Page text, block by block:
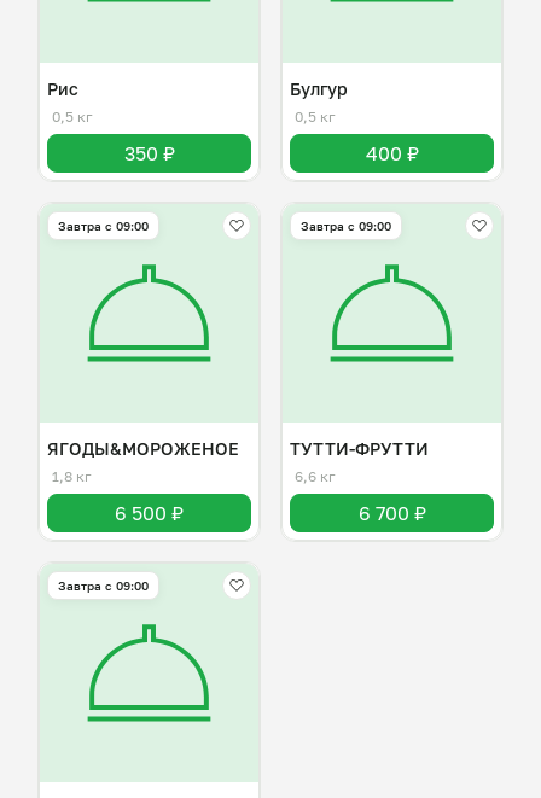
Рис
0,5 кг
350 ₽
Булгур
0,5 кг
400 ₽
Завтра c 09:00
ЯГОДЫ&МОРОЖЕНОЕ
1,8 кг
6 500 ₽
Завтра c 09:00
ТУТТИ-ФРУТТИ
6,6 кг
6 700 ₽
Завтра c 09:00